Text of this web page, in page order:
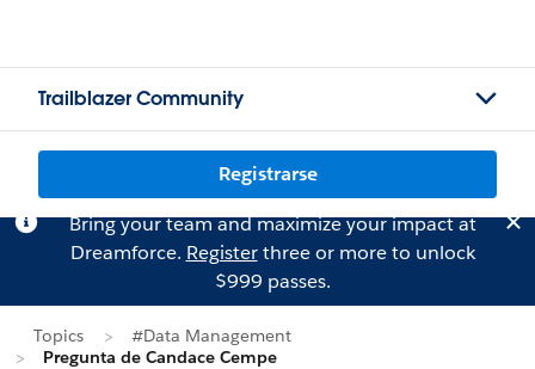
Trailblazer Community
Registrarse
Bring your team and maximize your impact at
Dreamforce. Registerthree or more to unlock
$999 passes.
Topics
#Data Management
Pregunta de Candace Cempe